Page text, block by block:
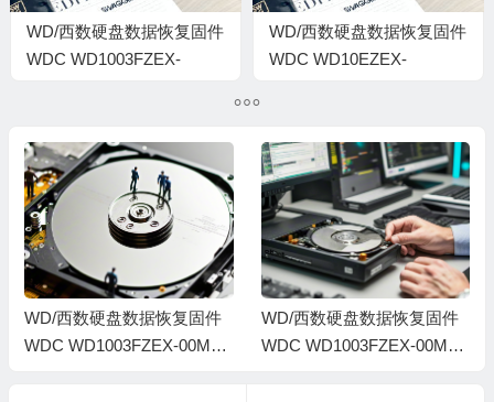
WD/西数硬盘数据恢复固件
WDC WD1003FZEX-
0006004C-1578
WD/西数硬盘数据恢复固件
WDC WD10EZEX-
0008001R-1578
WD/西数硬盘数据恢复固件
WDC WD1003FZEX-00MK2
WD/西数硬盘数据恢复固件
WDC WD1003FZEX-00MK2